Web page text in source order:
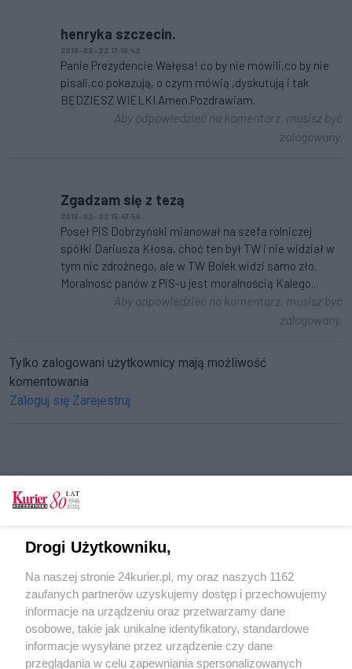
henryka szczecin.
2016-02-22 17:16:42
Panie Prezydencie Wałęsa! co by nie mówili,co by nie
pisali,co pokazują, o czym mówią ,dyskutują i tak
BĘDZIESZ WIELKI.Amen.Pozdrawiam.
Aby odpowiedzieć na komentarz, musisz być
zalogowany.
Zgadzam się z tezą
2016-02-22 15:47:56
Poseł PiS Dobrzyński mianował na szefa rolniczej
spółki Dariusza Kłosa, choć ten był TW i nie widział w
tym nic zdrożnego, ale w TW Bolek widzi samo zło.
Moralność panów z PiS-u jest moralnością Kalego...
Aby odpowiedzieć na komentarz, musisz być
zalogowany.
Tylko zalogowani użytkownicy mają możliwość
komentowania
Zaloguj się Zarejestruj
Dostęp do akt "Bolka" też w Szczecinie
Dokumenty dot. TW "Bolka" będą udostępnione
w poniedziałek
Wałęsa: Popełniłem błąd, ale nie mogę ujawnić
prawdy
POGODA
Drogi Użytkowniku,
Na naszej stronie 24kurier.pl, my oraz naszych 1162
zaufanych partnerów uzyskujemy dostęp i przechowujemy
informacje na urządzeniu oraz przetwarzamy dane
osobowe, takie jak unikalne identyfikatory, standardowe
informacje wysyłane przez urządzenie czy dane
przeglądania w celu zapewniania spersonalizowanych